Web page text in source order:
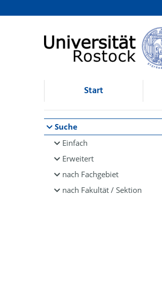
Browsen
direkt zum Inhalt
Start
Suche
Einfach
Erweitert
nach Fachgebiet
nach Fakultät / Sektion